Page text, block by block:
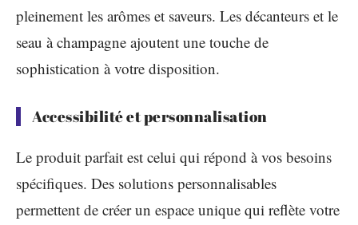
pleinement les arômes et saveurs. Les décanteurs et le
seau à champagne ajoutent une touche de
sophistication à votre disposition.
Accessibilité et personnalisation
Le produit parfait est celui qui répond à vos besoins
spécifiques. Des solutions personnalisables
permettent de créer un espace unique qui reflète votre